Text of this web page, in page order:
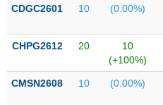
quan
dịch
CDGC2601 10 (0.00%)
CHPG2612 20
10
(+100%)
CMSN2608 10 (0.00%)
(-)
SECTOR